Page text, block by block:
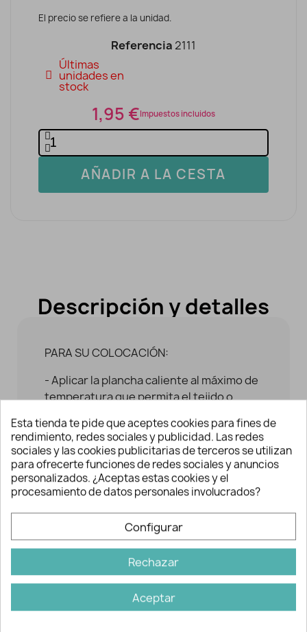
El precio se refiere a la unidad.
Referencia 2111
Últimas
unidades en
stock
1,95 €Impuestos incluidos
AÑADIR A LA CESTA
Descripción y detalles
PARA SU COLOCACIÓN:
- Aplicar la plancha caliente al máximo de
temperatura que permita el tejido o
- No aplicar vapor. Se recomienda
interponer un trapo de algodón sobre el
parche para evitar mancharlo o
quemarlo.
- Ejerza presión alrededor de unos 30
- Compruebe que los bordes del parche
se hayan fijado correctamente para
evitar que se despegue o en caso
contrario, repita la operación.
Esta tienda te pide que aceptes cookies para fines de
rendimiento, redes sociales y publicidad. Las redes
sociales y las cookies publicitarias de terceros se utilizan
para ofrecerte funciones de redes sociales y anuncios
personalizados. ¿Aceptas estas cookies y el
procesamiento de datos personales involucrados?
Configurar
Rechazar
Aceptar